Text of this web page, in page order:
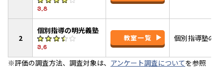
3.8
2
個別指導の明光義塾
3.6
教室一覧 個別指導塾の
※評価の調査方法、調査対象は、 アンケート調査についてを参照